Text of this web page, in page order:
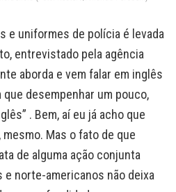
e uniformes de polícia é levada
entrevistado pela agência
aborda e vem falar em inglês
desempenhar um pouco,
. Bem, aí eu já acho que
Mas o fato de que
de alguma ação conjunta
norte-americanos não deixa